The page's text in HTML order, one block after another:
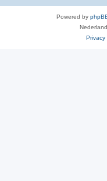
Powered by
Privacy